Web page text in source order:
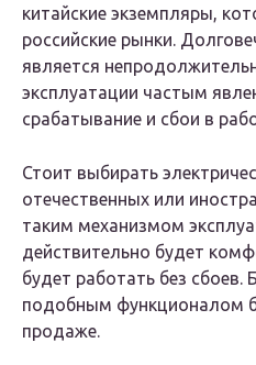
китайские экземпляры,
российские рынки.
является
эксплуатации частым
срабатывание и сбои в
Стоит выбирать
отечественных или
таким механизмом
действительно будет
будет работать без сбоев.
подобным функционалом
продаже.